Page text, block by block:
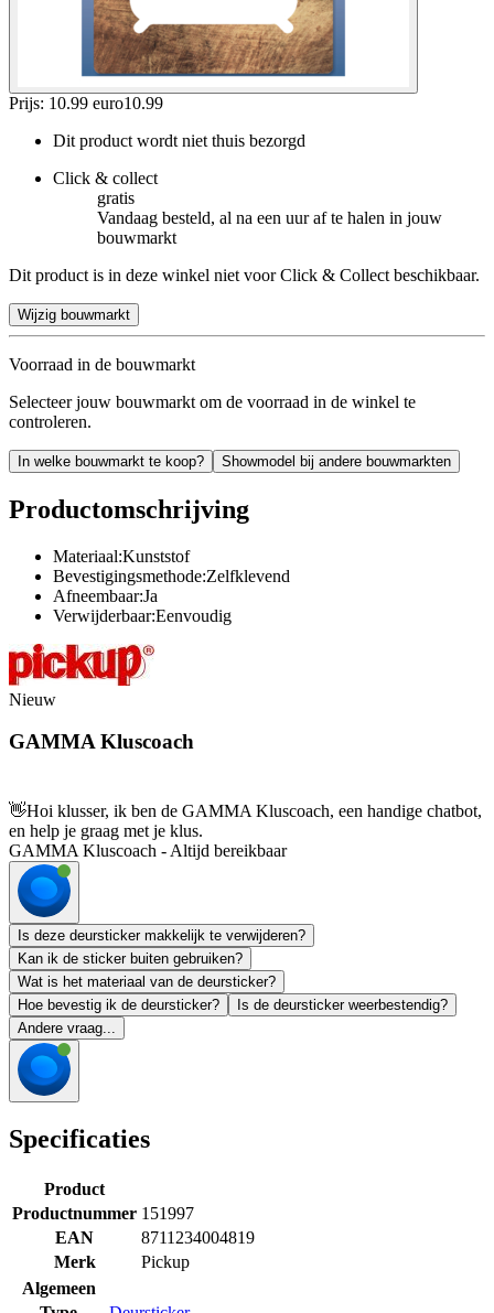
Prijs: 10.99 euro10.99
Dit product wordt niet thuis bezorgd
Click & collect
gratis
Vandaag besteld, al na een uur af te halen in jouw
bouwmarkt
Dit product is in deze winkel niet voor Click & Collect beschikbaar.
Wijzig bouwmarkt
Voorraad in de bouwmarkt
Selecteer jouw bouwmarkt om de voorraad in de winkel te
controleren.
In welke bouwmarkt te koop? Showmodel bij andere bouwmarkten
Productomschrijving
Materiaal:Kunststof
Bevestigingsmethode:Zelfklevend
Afneembaar:Ja
Verwijderbaar:Eenvoudig
Nieuw
GAMMA Kluscoach
👋Hoi klusser, ik ben de GAMMA Kluscoach, een handige chatbot,
en help je graag met je klus.
GAMMA Kluscoach - Altijd bereikbaar
Is deze deursticker makkelijk te verwijderen?
Kan ik de sticker buiten gebruiken?
Wat is het materiaal van de deursticker?
Hoe bevestig ik de deursticker?
Is de deursticker weerbestendig?
Andere vraag...
Specificaties
Product
Productnummer 151997
EAN
8711234004819
Merk
Pickup
Algemeen